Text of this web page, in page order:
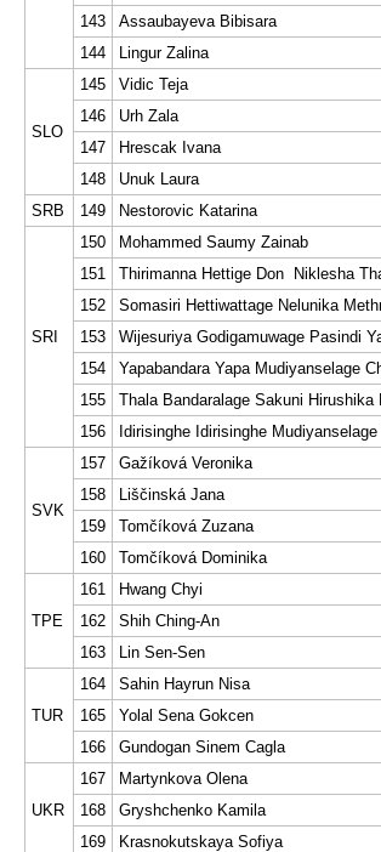
143
Assaubayeva Bibisara
144
Lingur Zalina
SLO
145
Vidic Teja
146
Urh Zala
147
Hrescak Ivana
148
Unuk Laura
SRB
149 Nestorovic Katarina
SRI
150
Mohammed Saumy Zainab
151
Thirimanna Hettige Don Niklesha
152
Somasiri Hettiwattage Nelunika
153
Wijesuriya Godigamuwage Pasindi
154
Yapabandara Yapa Mudiyanselage
155
Thala Bandaralage Sakuni Hirushika
156
Idirisinghe Idirisinghe
SVK
157
Gažíková Veronika
158
Liščinská Jana
159
Tomčíková Zuzana
160
Tomčíková Dominika
TPE
161
Hwang Chyi
162
Shih Ching-An
163
Lin Sen-Sen
TUR
164
Sahin Hayrun Nisa
165
Yolal Sena Gokcen
166
Gundogan Sinem Cagla
UKR
167
Martynkova Olena
168
Gryshchenko Kamila
169
Krasnokutskaya Sofiya